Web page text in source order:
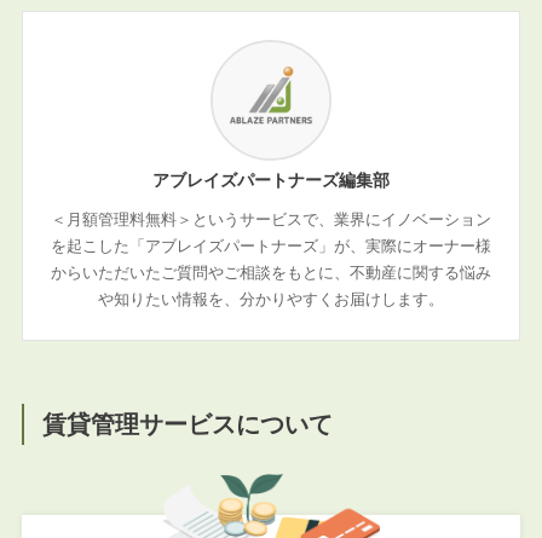
アブレイズパートナーズ編集部
＜月額管理料無料＞というサービスで、業界にイノベーション
を起こした「アブレイズパートナーズ」が、実際にオーナー様
からいただいたご質問やご相談をもとに、不動産に関する悩み
や知りたい情報を、分かりやすくお届けします。
賃貸管理サービスについて